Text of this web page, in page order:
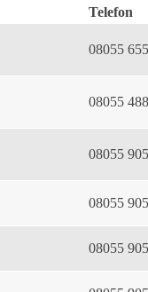
Telefon
08055 655
08055 488
08055
08055
08055